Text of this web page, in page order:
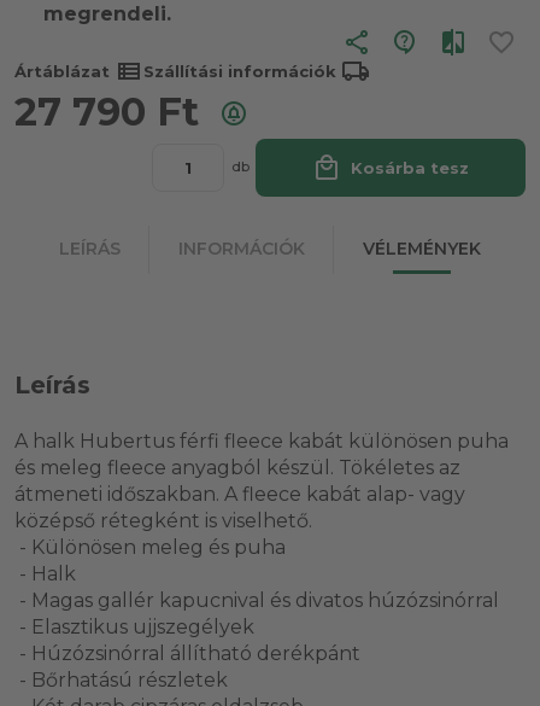
megrendeli.
share
Ártáblázat view_list Szállítási információk local_shipping
27 790 Ft
db local_mall Kosárba tesz
LEÍRÁS INFORMÁCIÓK VÉLEMÉNYEK
Leírás
A halk Hubertus férfi fleece kabát különösen puha
és meleg fleece anyagból készül. Tökéletes az
átmeneti időszakban. A fleece kabát alap- vagy
középső rétegként is viselhető.
- Különösen meleg és puha
- Halk
- Magas gallér kapucnival és divatos húzózsinórral
- Elasztikus ujjszegélyek
- Húzózsinórral állítható derékpánt
- Bőrhatású részletek